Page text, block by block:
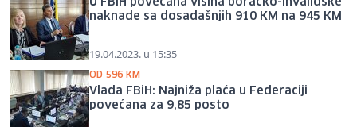
naknade sa dosadašnjih 910 KM na 945 KM
19.04.2023. u 15:35
OD 596 KM
Vlada FBiH: Najniža plaća u Federaciji
povećana za 9,85 posto